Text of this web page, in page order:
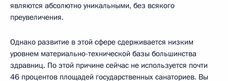
являются абсолютно уникальными, без всякого
преувеличения.
Однако развитие в этой сфере сдерживается низким
уровнем материально-технической базы большинства
здравниц. По этой причине сейчас не используется почти
46 процентов площадей государственных санаториев. Вы